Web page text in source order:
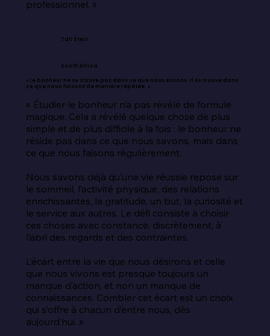
professionnel. »
Tali Stein
South Africa
« Le bonheur ne se trouve pas dans ce que nous savons. Il se trouve dans
ce que nous faisons de manière répétée. »
« Étudier le bonheur n’a pas révélé de formule
magique. Cela a révélé quelque chose de plus
simple et de plus difficile à la fois : le bonheur ne
réside pas dans ce que nous savons, mais dans
ce que nous faisons régulièrement.
Nous savons déjà qu’une vie réussie repose sur
le sommeil, l’activité physique, des relations
enrichissantes, la gratitude, un but, la curiosité et
le service aux autres. Le défi consiste à choisir
ces choses avec constance, discrètement, à
l’abri des regards et des contraintes.
L’écart entre la vie que nous désirons et celle
que nous vivons est presque toujours un
manque d’action, et non un manque de
connaissances. Combler cet écart est un choix
qui s’offre à chacun d’entre nous, dès
aujourd’hui. »